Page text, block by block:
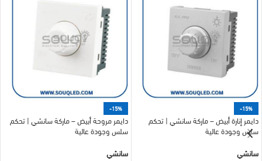
-15%
دايمر إنارة أبيض – ماركة سانشي | تحكم
سلس وجودة عالية
سانشي
-15%
دايمر مروحة أبيض – ماركة سانشي | تحكم
سلس وجودة عالية
سانشي